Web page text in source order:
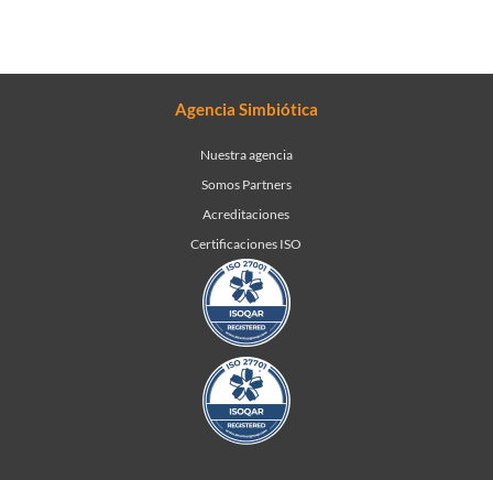
Agencia Simbiótica
Nuestra agencia
Somos Partners
Acreditaciones
Certificaciones ISO